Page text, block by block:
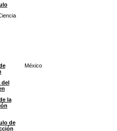
México
del
la
de